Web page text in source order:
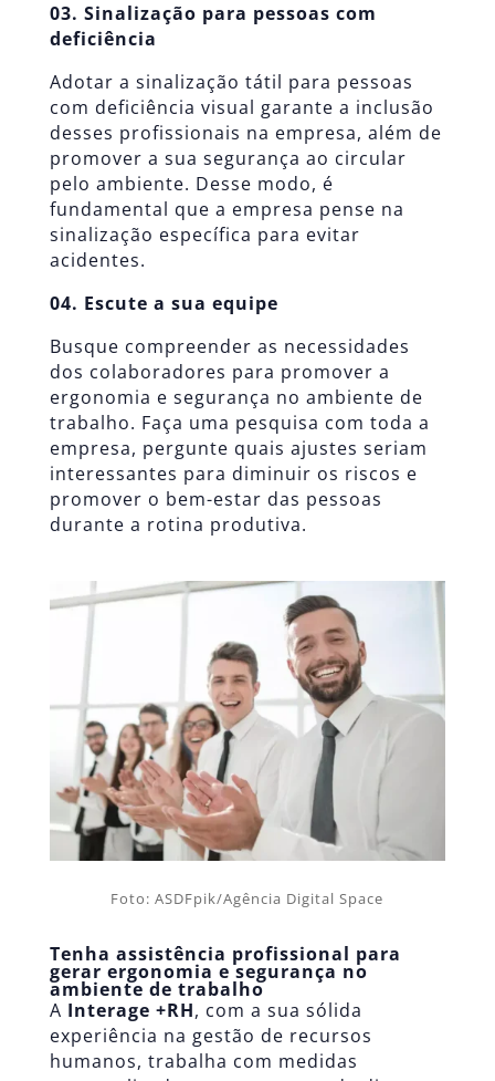
03. Sinalização para pessoas com
deficiência
Adotar a sinalização tátil para pessoas
com deficiência visual garante a inclusão
desses profissionais na empresa, além de
promover a sua segurança ao circular
pelo ambiente. Desse modo, é
fundamental que a empresa pense na
sinalização específica para evitar
acidentes.
04. Escute a sua equipe
Busque compreender as necessidades
dos colaboradores para promover a
ergonomia e segurança no ambiente de
trabalho. Faça uma pesquisa com toda a
empresa, pergunte quais ajustes seriam
interessantes para diminuir os riscos e
promover o bem-estar das pessoas
durante a rotina produtiva.
Foto: ASDFpik/Agência Digital Space
Tenha assistência profissional para
gerar ergonomia e segurança no
ambiente de trabalho
A Interage +RH, com a sua sólida
experiência na gestão de recursos
humanos, trabalha com medidas